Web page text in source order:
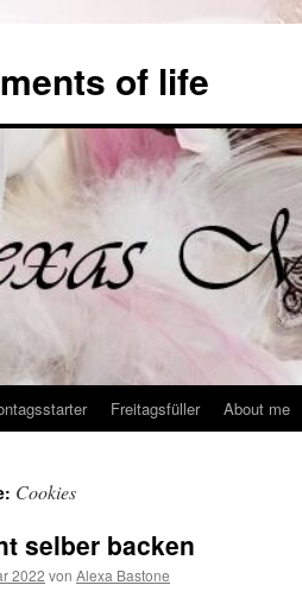
of life
Freitagsfüller About me
Cookies
selber backen
2022 von Alexa Bastone